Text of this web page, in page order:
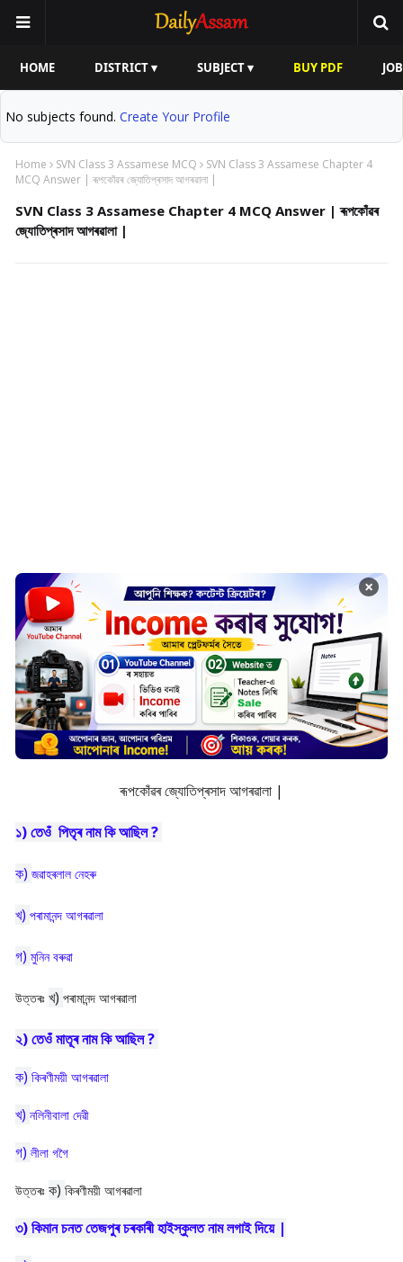
HOME DISTRICT ▾ SUBJECT ▾ BUY PDF
No subjects found. Create Your Profile
Home SVN Class 3 Assamese MCQ
SVN Class 3 Assamese Chapter 4
MCQ Answer | ৰূপকোঁৱৰ জ্যোতিপ্ৰসাদ আগৰৱালা |
SVN Class 3 Assamese Chapter 4 MCQ Answer | ৰূপকোঁৱৰ
জ্যোতিপ্ৰসাদ আগৰৱালা |
×
ৰূপকোঁৱৰ জ্যোতিপ্ৰসাদ আগৰৱালা |
১) তেওঁ পিতৃৰ নাম কি আছিল ?
ক) জৱাহৰলাল নেহৰু
খ) পৰামানন্দ আগৰৱালা
গ) মুনিন বৰুৱা
উত্তৰঃ খ) পৰামানন্দ আগৰৱালা
২) তেওঁ মাতূৰ নাম কি আছিল ?
ক) কিৰণীময়ী আগৰৱালা
খ) নলিনীবালা দেৱী
গ) লীলা গগৈ
উত্তৰঃ ক) কিৰণীময়ী আগৰৱালা
৩) কিমান চনত তেজপুৰ চৰকাৰী হাইস্কুলত নাম লগাই দিয়ে |